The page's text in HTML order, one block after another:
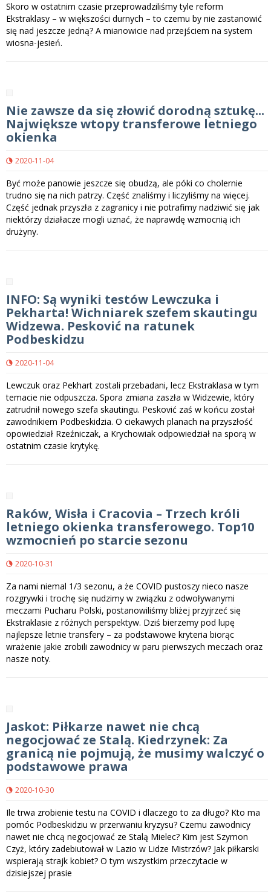
Skoro w ostatnim czasie przeprowadziliśmy tyle reform
Ekstraklasy – w większości durnych – to czemu by nie zastanowić
się nad jeszcze jedną? A mianowicie nad przejściem na system
wiosna-jesień.
Nie zawsze da się złowić dorodną sztukę...
Największe wtopy transferowe letniego
okienka
2020-11-04
Być może panowie jeszcze się obudzą, ale póki co cholernie
trudno się na nich patrzy. Część znaliśmy i liczyliśmy na więcej.
Część jednak przyszła z zagranicy i nie potrafimy nadziwić się jak
niektórzy działacze mogli uznać, że naprawdę wzmocnią ich
drużyny.
INFO: Są wyniki testów Lewczuka i
Pekharta! Wichniarek szefem skautingu
Widzewa. Pesković na ratunek
Podbeskidzu
2020-11-04
Lewczuk oraz Pekhart zostali przebadani, lecz Ekstraklasa w tym
temacie nie odpuszcza. Spora zmiana zaszła w Widzewie, który
zatrudnił nowego szefa skautingu. Pesković zaś w końcu został
zawodnikiem Podbeskidzia. O ciekawych planach na przyszłość
opowiedział Rzeźniczak, a Krychowiak odpowiedział na sporą w
ostatnim czasie krytykę.
Raków, Wisła i Cracovia – Trzech króli
letniego okienka transferowego. Top10
wzmocnień po starcie sezonu
2020-10-31
Za nami niemal 1/3 sezonu, a że COVID pustoszy nieco nasze
rozgrywki i trochę się nudzimy w związku z odwoływanymi
meczami Pucharu Polski, postanowiliśmy bliżej przyjrzeć się
Ekstraklasie z różnych perspektyw. Dziś bierzemy pod lupę
najlepsze letnie transfery – za podstawowe kryteria biorąc
wrażenie jakie zrobili zawodnicy w paru pierwszych meczach oraz
nasze noty.
Jaskot: Piłkarze nawet nie chcą
negocjować ze Stalą. Kiedrzynek: Za
granicą nie pojmują, że musimy walczyć o
podstawowe prawa
2020-10-30
Ile trwa zrobienie testu na COVID i dlaczego to za długo? Kto ma
pomóc Podbeskidziu w przerwaniu kryzysu? Czemu zawodnicy
nawet nie chcą negocjować ze Stalą Mielec? Kim jest Szymon
Czyż, który zadebiutował w Lazio w Lidze Mistrzów? Jak piłkarski
wspierają strajk kobiet? O tym wszystkim przeczytacie w
dzisiejszej prasie